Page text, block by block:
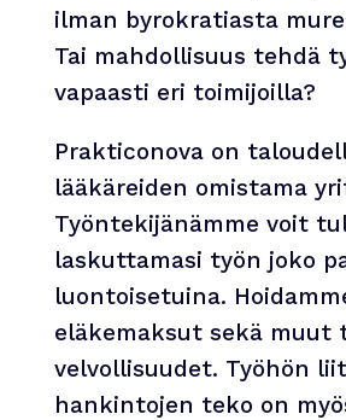
ilman byrokratiasta
Tai mahdollisuus tehdä
vapaasti eri toimijoilla?
Prakticonova on
lääkäreiden omistama
Työntekijänämme voit
laskuttamasi työn joko
luontoisetuina.
eläkemaksut sekä muut
velvollisuudet. Työhön
hankintojen teko on